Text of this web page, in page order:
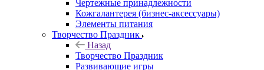
Чертежные принадлежности
Кожгалантерея (бизнес-аксессуары)
Элементы питания
Творчество Праздник
Назад
Творчество Праздник
Развивающие игры